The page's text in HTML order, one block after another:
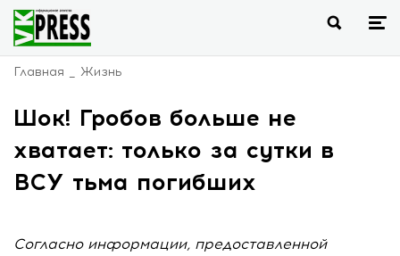
Главная Жизнь
Шок! Гробов больше не
хватает: только за сутки в
ВСУ тьма погибших
Согласно информации, предоставленной